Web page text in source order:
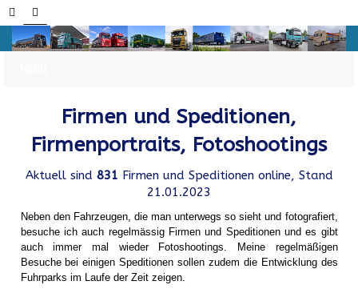
Firmen und Speditionen,
Firmenportraits, Fotoshootings
Aktuell sind 831 Firmen und Speditionen online, Stand
21.01.2023
Neben den Fahrzeugen, die man unterwegs so sieht und fotografiert,
besuche ich auch regelmässig Firmen und Speditionen und es gibt
auch immer mal wieder Fotoshootings.
Meine regelmäßigen
Besuche bei einigen Speditionen sollen zudem die Entwicklung des
Fuhrparks im Laufe der Zeit zeigen.